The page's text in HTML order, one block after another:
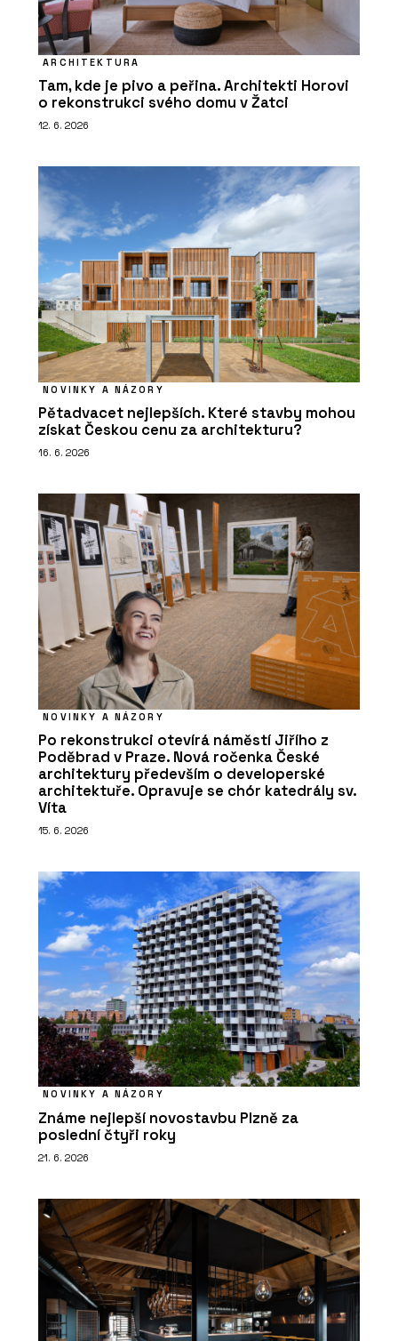
ARCHITEKTURA
Tam, kde je pivo a peřina. Architekti Horovi
o rekonstrukci svého domu v Žatci
12. 6. 2026
NOVINKY A NÁZORY
Pětadvacet nejlepších. Které stavby mohou
získat Českou cenu za architekturu?
16. 6. 2026
NOVINKY A NÁZORY
Po rekonstrukci otevírá náměstí Jiřího z
Poděbrad v Praze. Nová ročenka České
architektury především o developerské
architektuře. Opravuje se chór katedrály sv.
Víta
15. 6. 2026
NOVINKY A NÁZORY
Známe nejlepší novostavbu Plzně za
poslední čtyři roky
21. 6. 2026